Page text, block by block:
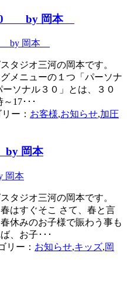
30 by 岡本
タジオ三河の岡本です。
メニューの１つ「パーソナ
ソナル３０」とは、３０
17･･･
ー： お客様,お知らせ,加圧
by 岡本
タジオ三河の岡本です。
はすぐそこ さて、春と言
休みのお子様で賑わう事も
、お子･･･
リー： お知らせ,キッズ,岡